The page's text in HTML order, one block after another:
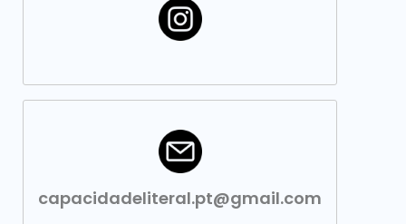
capacidadeliteral.pt@gmail.com